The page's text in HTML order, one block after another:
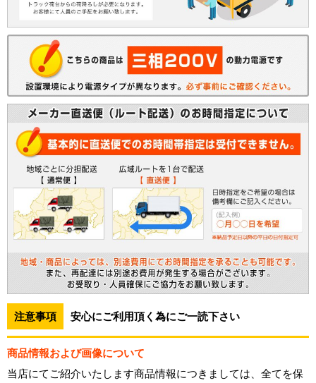
注意事項 安心にご利用頂く為にご一読下さい
商品情報および画像について
当店にてご紹介いたします商品情報につきましては、全てを保